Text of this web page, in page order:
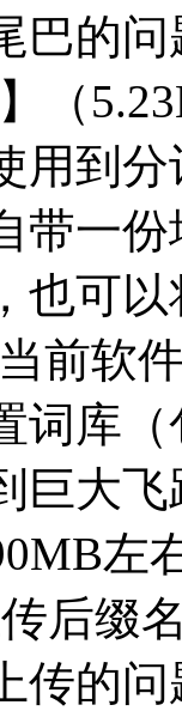
巴的
（
用到
带一
也可
前软
词库
巨大
左
传后缀
传的